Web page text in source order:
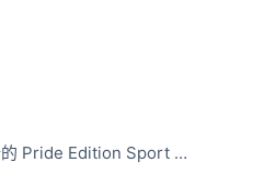
的 Pride Edition Sport …